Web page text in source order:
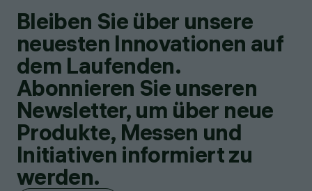
Bleiben Sie über unsere
neuesten Innovationen auf
dem Laufenden.
Abonnieren Sie unseren
Newsletter, um über neue
Produkte, Messen und
Initiativen informiert zu
werden.